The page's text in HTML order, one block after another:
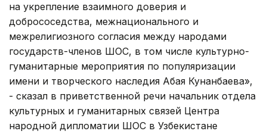
на укрепление взаимного доверия и
добрососедства, межнационального и
межрелигиозного согласия между народами
государств-членов ШОС, в том числе культурно-
гуманитарные мероприятия по популяризации
имени и творческого наследия Абая Кунанбаева»,
- сказал в приветственной речи начальник отдела
культурных и гуманитарных связей Центра
народной дипломатии ШОС в Узбекистане